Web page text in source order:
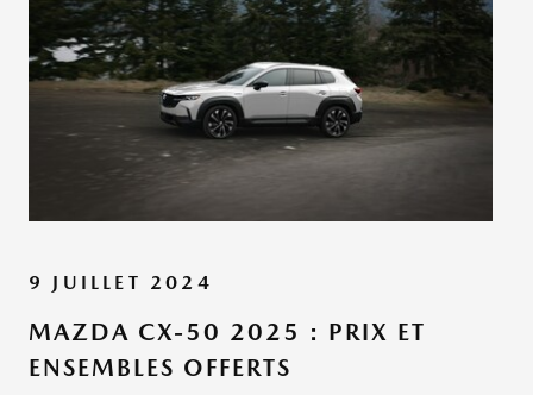
9 JUILLET 2024
MAZDA CX-50 2025 : PRIX ET
ENSEMBLES OFFERTS